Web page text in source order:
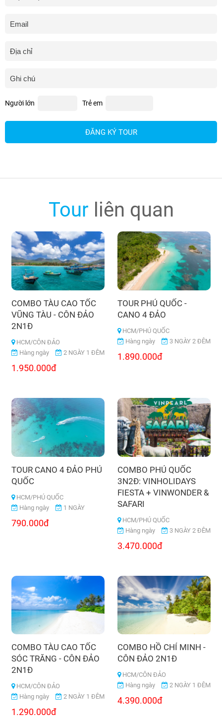
Người lớn Trẻ em
ĐĂNG KÝ TOUR
Tour liên quan
COMBO TÀU CAO TỐC
VŨNG TÀU - CÔN ĐẢO
2N1Đ
HCM/CÔN ĐẢO
Hàng ngày
2 NGÀY 1 ĐÊM
1.950.000đ
TOUR PHÚ QUỐC -
CANO 4 ĐẢO
HCM/PHÚ QUỐC
Hàng ngày
3 NGÀY 2 ĐÊM
1.890.000đ
TOUR CANO 4 ĐẢO PHÚ
QUỐC
HCM/PHÚ QUỐC
Hàng ngày
1 NGÀY
790.000đ
COMBO PHÚ QUỐC
3N2Đ: VINHOLIDAYS
FIESTA + VINWONDER &
SAFARI
HCM/PHÚ QUỐC
Hàng ngày
3 NGÀY 2 ĐÊM
3.470.000đ
COMBO TÀU CAO TỐC
SÓC TRĂNG - CÔN ĐẢO
2N1Đ
HCM/CÔN ĐẢO
Hàng ngày
2 NGÀY 1 ĐÊM
1.290.000đ
COMBO HỒ CHÍ MINH -
CÔN ĐẢO 2N1Đ
HCM/CÔN ĐẢO
Hàng ngày
2 NGÀY 1 ĐÊM
4.390.000đ